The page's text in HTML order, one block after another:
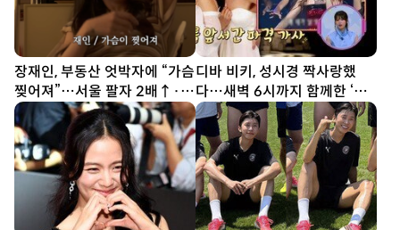
장재인, 부동산 엇박자에 “가슴
찢어져”…서울 팔자 2배↑·김
포는 ↓
디바 비키, 성시경 짝사랑했
다…새벽 6시까지 함께한 ‘설
렁탕 엔딩’(힛트쏭)